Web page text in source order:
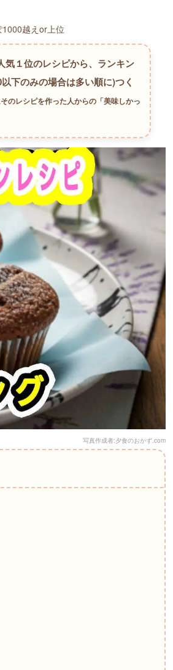
越えor上位
気１位のレシピから、ランキン
下のみの場合は多い順に)つく
のレシピを作った人からの「美味しかっ
写真作成者:夕食のおかず.com